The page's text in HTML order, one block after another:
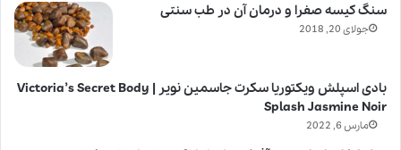
سنگ کیسه صفرا و درمان آن در طب سنتی
جولای 20, 2018
بادی اسپلش ویکتوریا سکرت جاسمین نویر | Victoria’s Secret Body
Splash Jasmine Noir
مارس 6, 2022